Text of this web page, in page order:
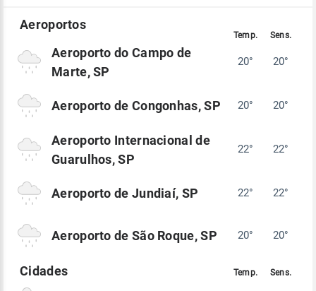
Aeroporto do Campo de
Marte, SP
20° 20°
Aeroporto de Congonhas, SP 20° 20°
Aeroporto Internacional de
Guarulhos, SP
22° 22°
Aeroporto de Jundiaí, SP 22° 22°
Aeroporto de São Roque, SP 20° 20°